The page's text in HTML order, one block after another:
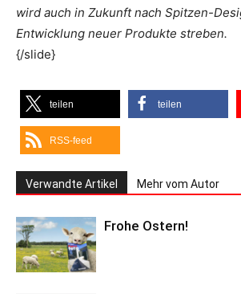
wird auch in Zukunft nach Spitzen-
Entwicklung neuer Produkte streben.
{/slide}
teilen teilen
RSS-feed
Verwandte Artikel Mehr vom Autor
Frohe Ostern!